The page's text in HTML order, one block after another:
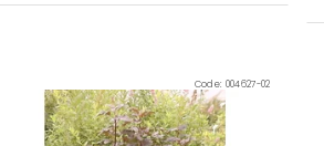
Code: 004627-02